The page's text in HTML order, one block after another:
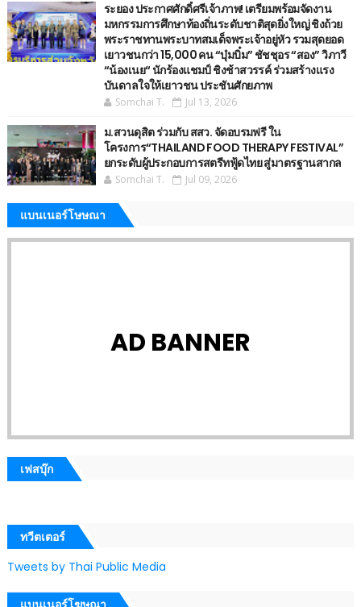
ระยอง ประกาศศักดิ์ศรีเจ้าภาพ! เตรียมพร้อมจัดงาน
มหกรรมการศึกษาท้องถิ่นระดับชาติสุดยิ่งใหญ่ ชิงถ้วย
พระราชทานพระบาทสมเด็จพระเจ้าอยู่หัว รวมสุดยอด
เยาวชนกว่า 15,000 คน “บุ๋มบิ๋ม” ชัชชุอร “สอง” วิภาวี
“น้องเนย“ นักร้องแชมป์ ชิงช้าสวรรค์ ร่วมสร้างแรง
บันดาลใจให้เยาวชน ประชันศักยภาพ
Somchai T. Jul 13, 2026
ม.สวนดุสิต ร่วมกับ สสว. จัดอบรมฟรี ใน
โครงการ“THAILAND FOOD THERAPY FESTIVAL”
ยกระดับผู้ประกอบการสตรีทฟู้ดไทย สู่มาตรฐานสากล
Somchai T. Jul 09, 2026
แบนเนอร์โษษณา
AD BANNER
เฟสบุ๊ก
ทวีตเตอร์
Tweets by Thai Public Media